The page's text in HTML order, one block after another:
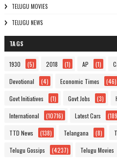
TELUGU MOVIES
TELUGU NEWS
TAGS
1930 (5) 2018 (1) AP (1)
Devotional (4) Economic Times (46)
Govt Initiatives (1) Govt Jobs (3)
International (10716) Latest Cars
TTD News (138) Telangana (8)
Telugu Gossips (4237) Telugu Movies